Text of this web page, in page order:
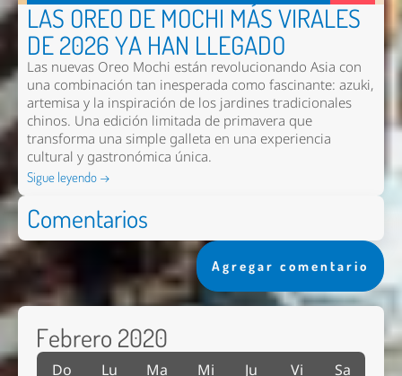
LAS OREO DE MOCHI MÁS VIRALES
DE 2026 YA HAN LLEGADO
Las nuevas Oreo Mochi están revolucionando Asia con
una combinación tan inesperada como fascinante: azuki,
artemisa y la inspiración de los jardines tradicionales
chinos. Una edición limitada de primavera que
transforma una simple galleta en una experiencia
cultural y gastronómica única.
Sigue leyendo →
Comentarios
Agregar comentario
Febrero 2020
Do Lu Ma Mi Ju Vi
Sa